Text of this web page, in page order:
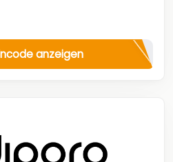
anzeigen